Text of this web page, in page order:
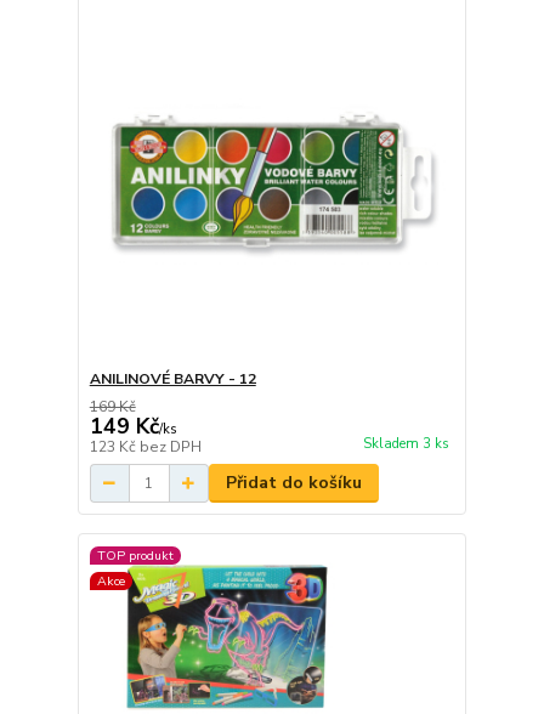
ANILINOVÉ BARVY - 12
169 Kč
149 Kč/ks
123 Kč bez DPH Skladem 3 ks
Přidat do košíku
TOP produkt
Akce